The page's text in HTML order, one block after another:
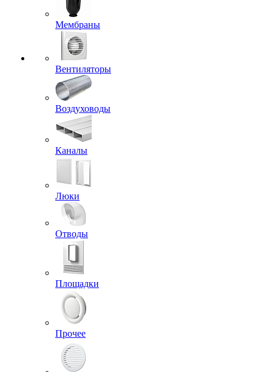
Мембраны
Вентиляторы
Воздуховоды
Каналы
Люки
Отводы
Площадки
Прочее